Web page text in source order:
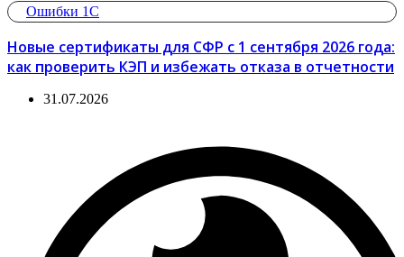
Ошибки 1С
Новые сертификаты для СФР с 1 сентября 2026 года:
как проверить КЭП и избежать отказа в отчетности
31.07.2026